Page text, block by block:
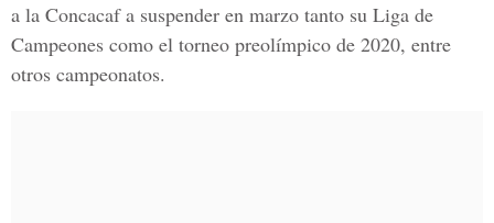
a la Concacaf a suspender en marzo tanto su Liga de
Campeones como el torneo preolímpico de 2020, entre
otros campeonatos.